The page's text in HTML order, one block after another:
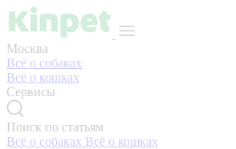
Москва
Всё о собаках
Всё о кошках
Сервисы
Поиск по статьям
Всё о собаках Всё о кошках